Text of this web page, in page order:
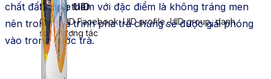
Simple UID
Quét UID Facebook: UID profile, UID group, danh
sách tương tác
chất đất cộng thêm với đặc điểm là không tráng men
nên trong quá trình pha trà chúng sẽ được giải phóng
vào trong nước trà.